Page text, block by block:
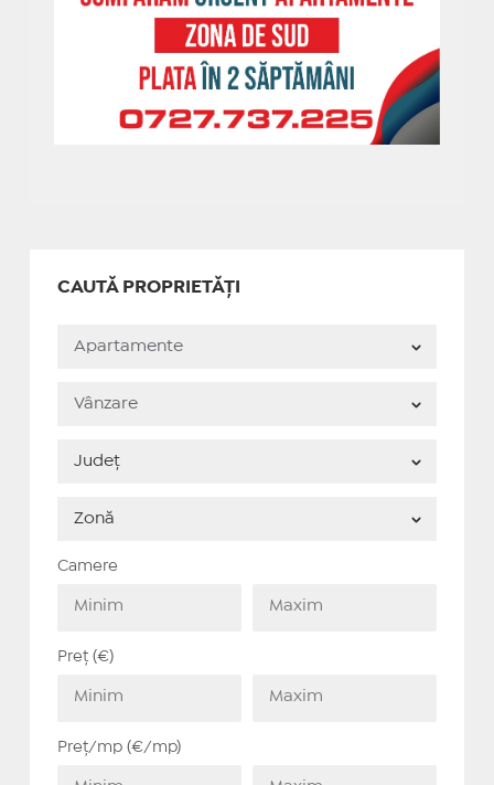
CAUTĂ PROPRIETĂȚI
Camere
Preț (€)
Preț/mp (€/mp)